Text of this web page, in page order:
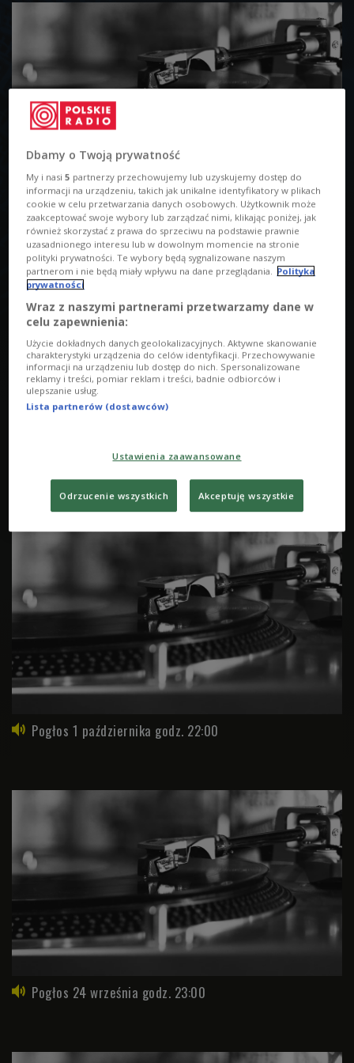
Pogłos 8 października godz. 23:00
Pogłos 8 października godz. 22:00
Pogłos 1 października godz. 22:00
Pogłos 24 września godz. 23:00
Dbamy o Twoją prywatność
My i nasi5 partnerzy przechowujemy lub uzyskujemy dostęp do
informacji na urządzeniu, takich jak unikalne identyfikatory w plikach
cookie w celu przetwarzania danych osobowych. Użytkownik może
zaakceptować swoje wybory lub zarządzać nimi, klikając poniżej, jak
również skorzystać z prawa do sprzeciwu na podstawie prawnie
uzasadnionego interesu lub w dowolnym momencie na stronie
polityki prywatności. Te wybory będą sygnalizowane naszym
partnerom i nie będą miały wpływu na dane przeglądania.
Polityka
prywatności
Wraz z naszymi partnerami przetwarzamy dane w
celu zapewnienia:
Użycie dokładnych danych geolokalizacyjnych. Aktywne skanowanie
charakterystyki urządzenia do celów identyfikacji. Przechowywanie
informacji na urządzeniu lub dostęp do nich. Spersonalizowane
reklamy i treści, pomiar reklam i treści, badnie odbiorców i
ulepszanie usług.
Lista partnerów (dostawców)
Ustawienia zaawansowane
Odrzucenie wszystkich Akceptuję wszystkie